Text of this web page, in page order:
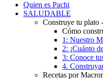
Quien es Pachi
SALUDABLE
Construye tu plato
Cómo
1: Nuestro
2: ¡Cuánto
3: Conoce
4.
Recetas por